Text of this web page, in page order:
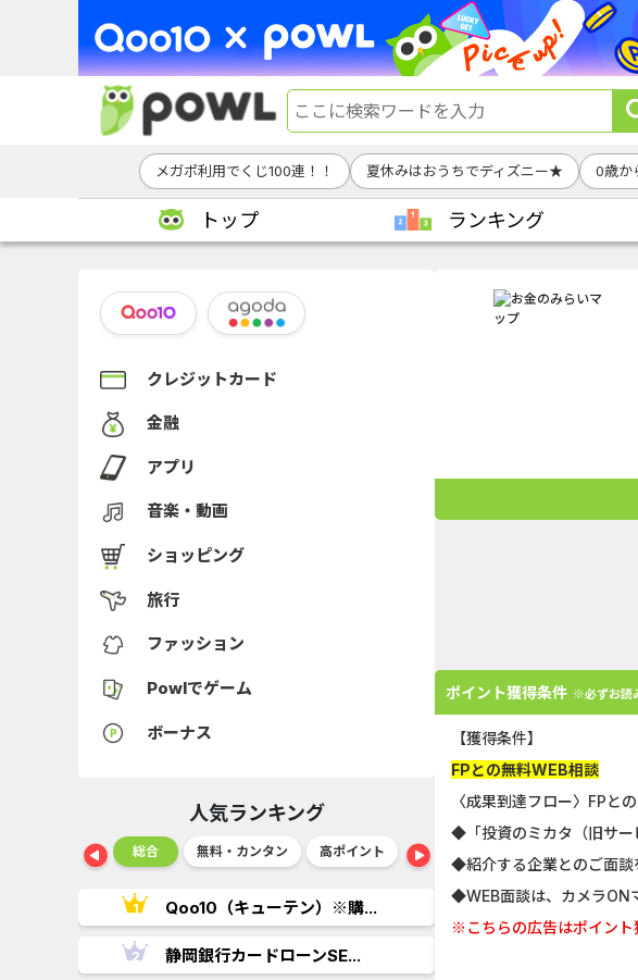
メガポ利用でくじ100連！！ 夏休みはおうちでディズニー★ 0歳か
トップ ランキング
クレジットカード
金融
アプリ
音楽・動画
ショッピング
旅行
ファッション
Powlでゲーム
ボーナス
人気ランキング
ショッピング 総合 無料・カンタン 高ポイント ゲーム
Qoo10（キューテン）※購...
静岡銀行カードローンSE...
Double
ポイント獲得条件 ※必ずお読
【獲得条件】
FPとの無料WEB相談
〈成果到達フロー〉FPと
◆「投資のミカタ（旧サー
◆紹介する企業とのご面談
◆WEB面談は、カメラON
※こちらの広告はポイント